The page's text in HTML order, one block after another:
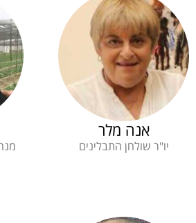
אנה מלר
יו"ר שולחן התבלינים